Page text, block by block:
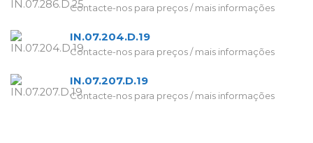
Contacte-nos para preços / mais informações
IN.07.204.D.19
Contacte-nos para preços / mais informações
IN.07.207.D.19
Contacte-nos para preços / mais informações